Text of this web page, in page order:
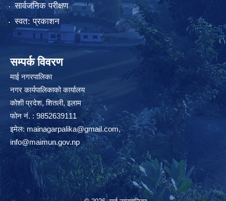
सार्वजनिक परीक्षण
स्वत: प्रकाशन
सम्पर्क विवरण
माई नगरपालिका
नगर कार्यपालिकाको कार्यालय
कोशी प्रदेश, शितली, इलाम
फोन नं. : 9852639111
इमेल:mainagarpalika@gmail.com,
info@maimun.gov.np